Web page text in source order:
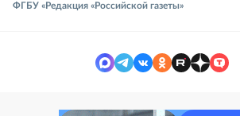
ФГБУ «Редакция «Российской газеты»